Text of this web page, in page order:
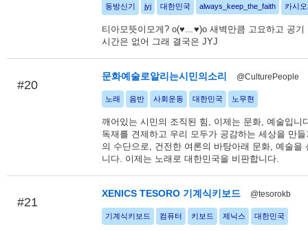
동방신기 jyj 대한민국 always_keep_the_faith 카시
티아모뜻이모게? o(♥﹏♥)o 새벽만큼 고요하고 공기
시간은 없어 그래 결국은 JYJ
#20
문화예술로알리는시민의소리 @CulturePeople
노래 음반 사회운동 대한민국 노무현
깨어있는 시민의 조직된 힘, 이제는 문화, 예술입니
독재를 견제하고 우리 모두가 공감하는 세상을 만
의 수단으로, 건전한 여론의 바탕아래 문화, 예술을
니다. 이제는 노래로 대한민국을 비판합니다.
#21
XENICS TESORO 기계식키보드 @tesorokb
기계식키보드 컴퓨터 키보드 제닉스 대한민국